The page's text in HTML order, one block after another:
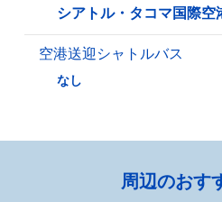
シアトル・タコマ国際空
空港送迎シャトルバス
なし
周辺のおす